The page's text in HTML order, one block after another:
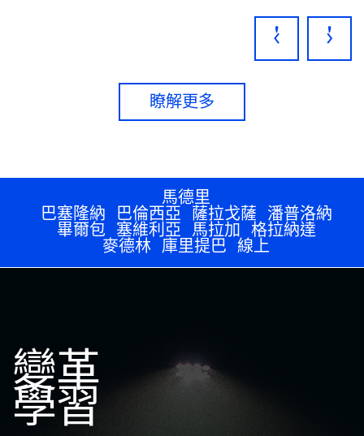
' '
‹ ›
瞭解更多
馬德里
巴塞隆納
巴倫西亞 薩拉戈薩
潘普洛納
畢爾包
塞維利亞 馬拉加
格拉納達
麥德林 庫里提巴 線上
變革
學習